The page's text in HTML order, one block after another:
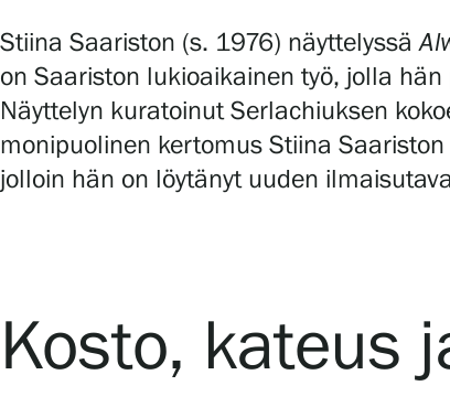
Tietosuoja ja evästeet
Verkkokauppa
Stiina Saariston (s. 1976) näyttelyssä
on Saariston lukioaikainen työ, jolla
Näyttelyn kuratoinut Serlachiuksen
monipuolinen kertomus Stiina
jolloin hän on löytänyt uuden
Kosto, kateus